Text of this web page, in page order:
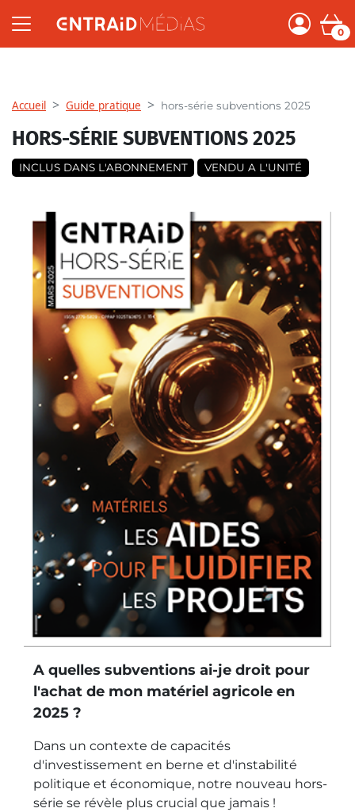
0
Accueil Guide pratique hors-série subventions 2025
HORS-SÉRIE SUBVENTIONS 2025
INCLUS DANS L'ABONNEMENT VENDU A L'UNITÉ
A quelles subventions ai-je droit pour
l'achat de mon matériel agricole en
2025 ?
Dans un contexte de capacités
d'investissement en berne et d'instabilité
politique et économique, notre nouveau hors-
série se révèle plus crucial que jamais !